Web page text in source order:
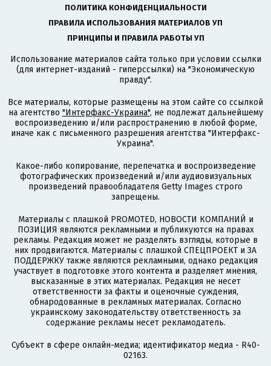
ПОЛИТИКА КОНФИДЕНЦИАЛЬНОСТИ
ПРАВИЛА ИСПОЛЬЗОВАНИЯ МАТЕРИАЛОВ УП
ПРИНЦИПЫ И ПРАВИЛА РАБОТЫ УП
Использование материалов сайта только при условии ссылки
(для интернет-изданий - гиперссылки) на "Экономическую
правду".
Все материалы, которые размещены на этом сайте со ссылкой
на агентство "Интерфакс-Украина", не подлежат дальнейшему
воспроизведению и/или распространению в любой форме,
иначе как с письменного разрешения агентства "Интерфакс-
Украина".
Какое-либо копирование, перепечатка и воспроизведение
фотографических произведений и/или аудиовизуальных
произведений правообладателя Getty Images строго
запрещены.
Материалы с плашкой PROMOTED, НОВОСТИ КОМПАНИЙ и
ПОЗИЦИЯ являются рекламными и публикуются на правах
рекламы. Редакция может не разделять взгляды, которые в
них продвигаются. Материалы с плашкой СПЕЦПРОЕКТ и ЗА
ПОДДЕРЖКУ также являются рекламными, однако редакция
участвует в подготовке этого контента и разделяет мнения,
высказанные в этих материалах. Редакция не несет
ответственности за факты и оценочные суждения,
обнародованные в рекламных материалах. Согласно
украинскому законодательству ответственность за
содержание рекламы несет рекламодатель.
Субъект в сфере онлайн-медиа; идентификатор медиа - R40-
02163.